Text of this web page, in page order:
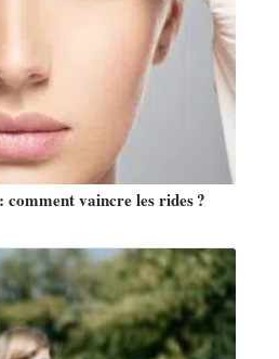
comment vaincre les rides ?